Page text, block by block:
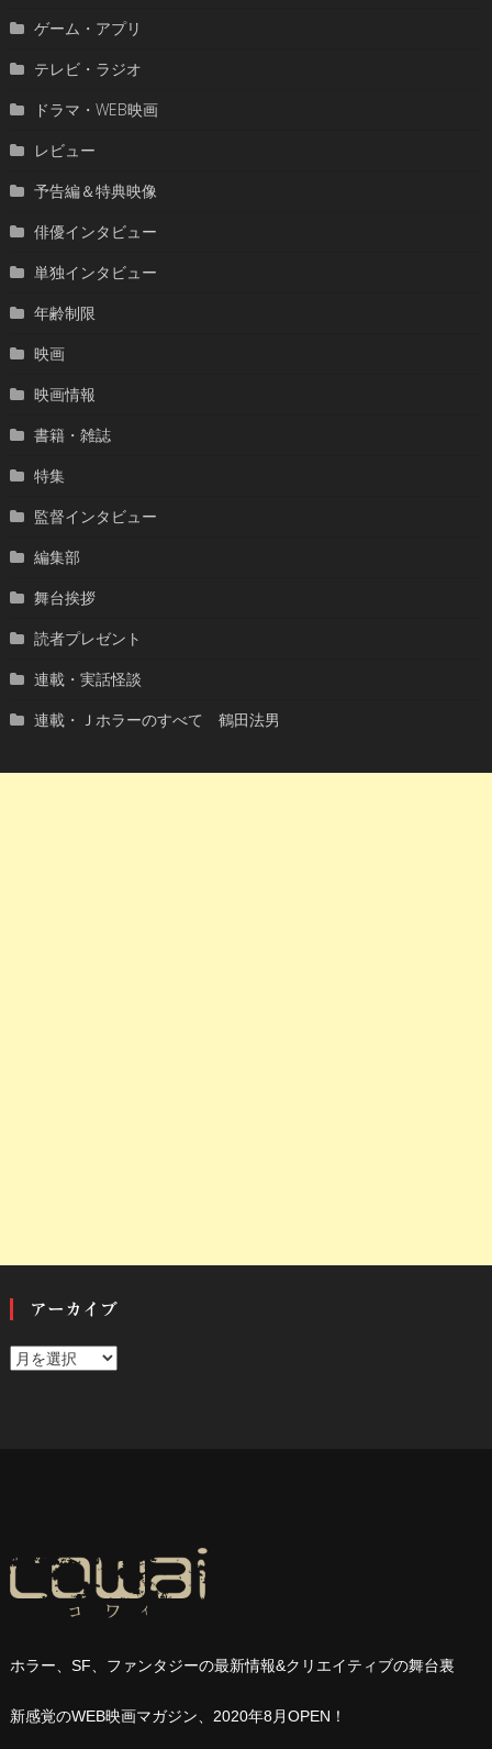
ゲーム・アプリ
テレビ・ラジオ
ドラマ・WEB映画
レビュー
予告編＆特典映像
俳優インタビュー
単独インタビュー
年齢制限
映画
映画情報
書籍・雑誌
特集
監督インタビュー
編集部
舞台挨拶
読者プレゼント
連載・実話怪談
連載・Ｊホラーのすべて 鶴田法男
アーカイブ
ア
ホラー、SF、ファンタジーの最新情報&クリエイティブの舞台裏
新感覚のWEB映画マガジン、2020年8月OPEN ！